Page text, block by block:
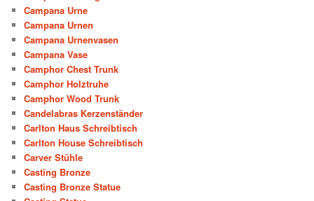
Campana Urne
Campana Urnen
Campana Urnenvasen
Campana Vase
Camphor Chest Trunk
Camphor Holztruhe
Camphor Wood Trunk
Candelabras Kerzenständer
Carlton Haus Schreibtisch
Carlton House Schreibtisch
Carver Stühle
Casting Bronze
Casting Bronze Statue